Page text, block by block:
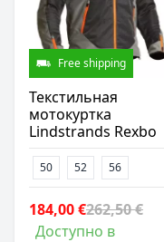
Free shipping
Текстильная
мотокуртка
Lindstrands Rexbo
50 52 56
184,00 €262,50 €
Доступно в